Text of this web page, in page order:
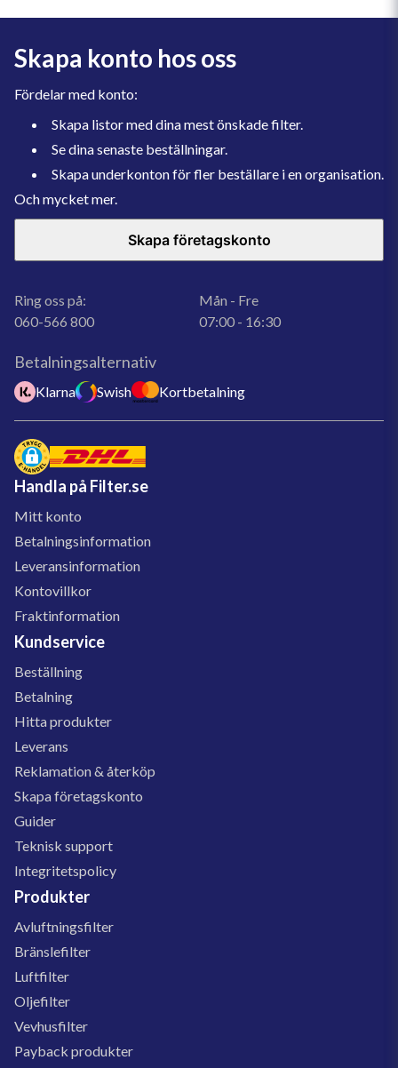
Skapa konto hos oss
Fördelar med konto:
Skapa listor med dina mest önskade filter.
Se dina senaste beställningar.
Skapa underkonton för fler beställare i en organisation.
Och mycket mer.
Skapa företagskonto
Ring oss på:
060-566 800
Mån - Fre
07:00 - 16:30
Betalningsalternativ
Klarna Swish Kortbetalning
Handla på Filter.se
Mitt konto
Betalningsinformation
Leveransinformation
Kontovillkor
Fraktinformation
Kundservice
Beställning
Betalning
Hitta produkter
Leverans
Reklamation & återköp
Skapa företagskonto
Guider
Teknisk support
Integritetspolicy
Produkter
Avluftningsfilter
Bränslefilter
Luftfilter
Oljefilter
Vevhusfilter
Payback produkter